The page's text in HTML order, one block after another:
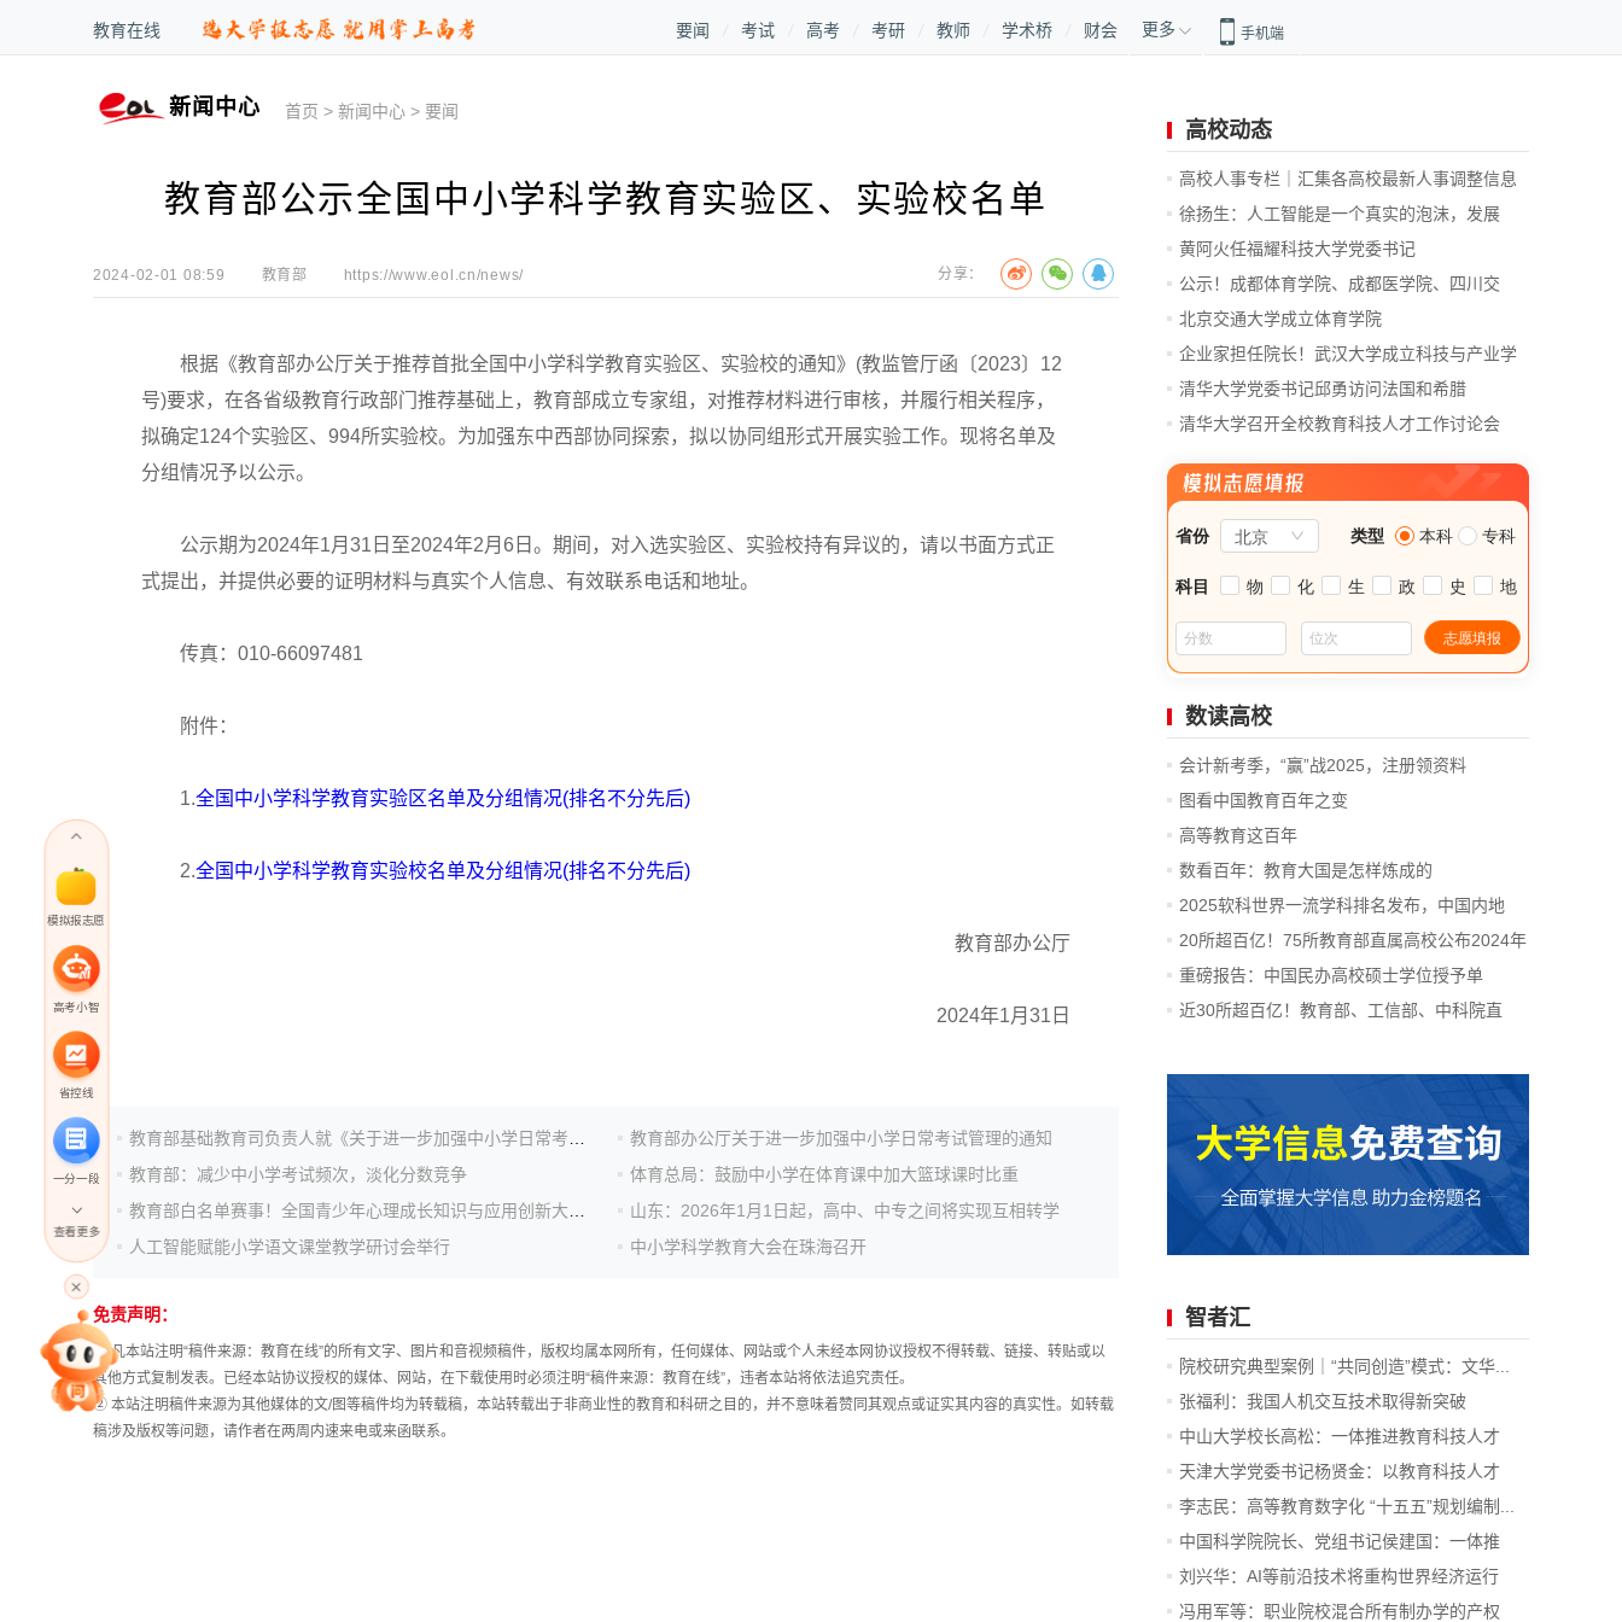
教育在线 要闻 考试 高考 考研 教师 学术桥 财会 更多 手机端
新闻中心 首页 >新闻中心 > 要闻
教育部公示全国中小学科学教育实验区、实验校名单
2024-02-01 08:59 教育部 https://www.eol.cn/news/ 分享：
根据《教育部办公厅关于推荐首批全国中小学科学教育实验区、实验校的通知》(教监管厅函〔2023〕12
号)要求，在各省级教育行政部门推荐基础上，教育部成立专家组，对推荐材料进行审核，并履行相关程序，
拟确定124个实验区、994所实验校。为加强东中西部协同探索，拟以协同组形式开展实验工作。现将名单及
分组情况予以公示。
公示期为2024年1月31日至2024年2月6日。期间，对入选实验区、实验校持有异议的，请以书面方式正
式提出，并提供必要的证明材料与真实个人信息、有效联系电话和地址。
传真：010-66097481
附件：
1.全国中小学科学教育实验区名单及分组情况(排名不分先后)
2.全国中小学科学教育实验校名单及分组情况(排名不分先后)
教育部办公厅
2024年1月31日
教育部办公厅关于进一步加强中小学日常考试管理的通知
教育部：减少中小学考试频次，淡化分数竞争
体育总局：鼓励中小学在体育课中加大篮球课时比重
山东：2026年1月1日起，高中、中专之间将实现互相转学
人工智能赋能小学语文课堂教学研讨会举行
中小学科学教育大会在珠海召开
免责声明：
① 凡本站注明“稿件来源：教育在线”的所有文字、图片和音视频稿件，版权均属本网所有，任何媒体、网站或个人未经本网协议授权不得转载、链接、转贴或以
其他方式复制发表。已经本站协议授权的媒体、网站，在下载使用时必须注明“稿件来源：教育在线”，违者本站将依法追究责任。
② 本站注明稿件来源为其他媒体的文/图等稿件均为转载稿，本站转载出于非商业性的教育和科研之目的，并不意味着赞同其观点或证实其内容的真实性。如转载
稿涉及版权等问题，请作者在两周内速来电或来函联系。
高校动态
高校人事专栏｜汇集各高校最新人事调整信息
徐扬生：人工智能是一个真实的泡沫，发展
前...
黄阿火任福耀科技大学党委书记
公示！成都体育学院、成都医学院、四川交
通...
北京交通大学成立体育学院
企业家担任院长！武汉大学成立科技与产业学
院
清华大学党委书记邱勇访问法国和希腊
清华大学召开全校教育科技人才工作讨论会
模拟报志愿
高考小智
省控线
一分一段
高考直播
专家指导课
院校排行
查看更多
数读高校
会计新考季，“赢”战2025，注册领资料
图看中国教育百年之变
高等教育这百年
数看百年：教育大国是怎样炼成的
2025软科世界一流学科排名发布，中国内地
14...
20所超百亿！75所教育部直属高校公布2024年
决算
重磅报告：中国民办高校硕士学位授予单
位、...
近30所超百亿！教育部、工信部、中科院直
智者汇
院校研究典型案例｜“共同创造”模式：文华...
张福利：我国人机交互技术取得新突破
中山大学校长高松：一体推进教育科技人才
发...
天津大学党委书记杨贤金：以教育科技人才
一...
李志民：高等教育数字化 “十五五”规划编制...
中国科学院院长、党组书记侯建国：一体推
进...
刘兴华：AI等前沿技术将重构世界经济运行
底...
冯用军等：职业院校混合所有制办学的产权